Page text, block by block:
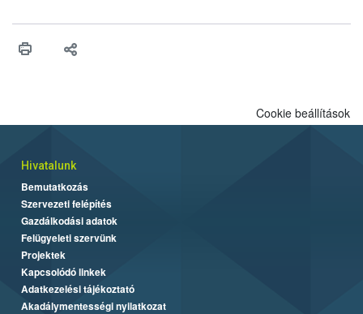
érésű szőlőkben is legyen lehetőség a károsító elleni további
felhasználók számára is elérhető és ökológiai termesztésben is
Cookie beállítások
Hivatalunk
Bemutatkozás
Szervezeti felépítés
Gazdálkodási adatok
Felügyeleti szervünk
Projektek
Kapcsolódó linkek
Adatkezelési tájékoztató
Akadálymentességi nyilatkozat